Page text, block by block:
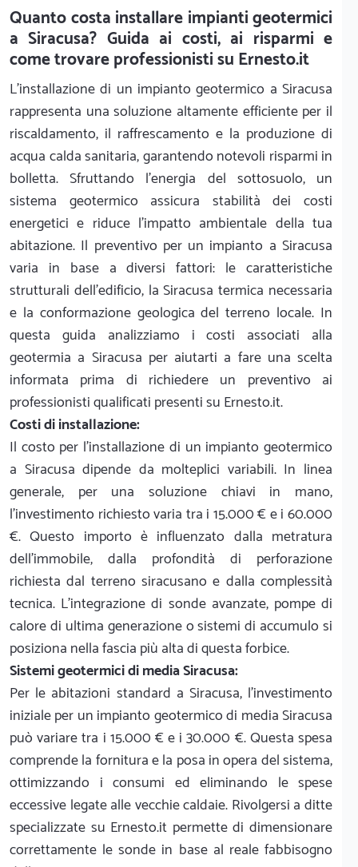
Quanto costa installare impianti geotermici
a Siracusa? Guida ai costi, ai risparmi e
come trovare professionisti su Ernesto.it
L'installazione di un impianto geotermico a Siracusa
rappresenta una soluzione altamente efficiente per il
riscaldamento, il raffrescamento e la produzione di
acqua calda sanitaria, garantendo notevoli risparmi in
bolletta. Sfruttando l'energia del sottosuolo, un
sistema geotermico assicura stabilità dei costi
energetici e riduce l'impatto ambientale della tua
abitazione. Il preventivo per un impianto a Siracusa
varia in base a diversi fattori: le caratteristiche
strutturali dell'edificio, la Siracusa termica necessaria
e la conformazione geologica del terreno locale. In
questa guida analizziamo i costi associati alla
geotermia a Siracusa per aiutarti a fare una scelta
informata prima di richiedere un preventivo ai
professionisti qualificati presenti su Ernesto.it.
Costi di installazione:
Il costo per l'installazione di un impianto geotermico
a Siracusa dipende da molteplici variabili. In linea
generale, per una soluzione chiavi in mano,
l'investimento richiesto varia tra i 15.000 € e i 60.000
€. Questo importo è influenzato dalla metratura
dell'immobile, dalla profondità di perforazione
richiesta dal terreno siracusano e dalla complessità
tecnica. L'integrazione di sonde avanzate, pompe di
calore di ultima generazione o sistemi di accumulo si
posiziona nella fascia più alta di questa forbice.
Sistemi geotermici di media Siracusa:
Per le abitazioni standard a Siracusa, l'investimento
iniziale per un impianto geotermico di media Siracusa
può variare tra i 15.000 € e i 30.000 €. Questa spesa
comprende la fornitura e la posa in opera del sistema,
ottimizzando i consumi ed eliminando le spese
eccessive legate alle vecchie caldaie. Rivolgersi a ditte
specializzate su Ernesto.it permette di dimensionare
correttamente le sonde in base al reale fabbisogno